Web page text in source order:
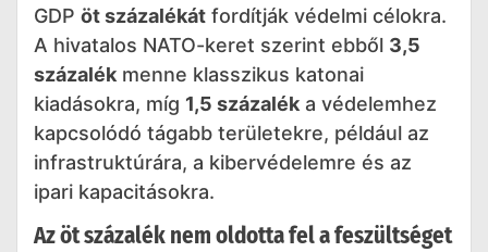
GDP öt százalékát fordítják védelmi célokra.
A hivatalos NATO-keret szerint ebből 3,5
százalék menne klasszikus katonai
kiadásokra, míg 1,5 százalék a védelemhez
kapcsolódó tágabb területekre, például az
infrastruktúrára, a kibervédelemre és az
ipari kapacitásokra.
Az öt százalék nem oldotta fel a feszültséget